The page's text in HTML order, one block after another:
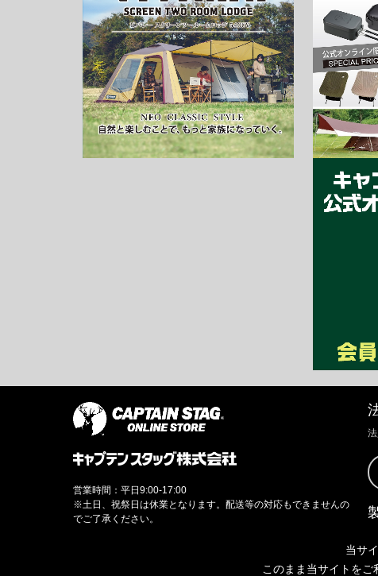
営業時間：平日9:00-17:00
※土日、祝祭日は休業となります。配送等の対応もできませんの
でご了承ください。
当サ
このまま当サイトをご